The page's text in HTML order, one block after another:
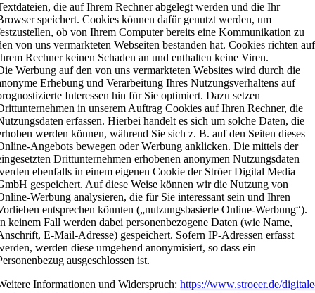
die auf Ihrem Rechner abgelegt werden und die Ihr
speichert. Cookies können dafür genutzt werden, um
ob von Ihrem Computer bereits eine Kommunikation zu
von uns vermarkteten Webseiten bestanden hat. Cookies richten auf
Rechner keinen Schaden an und enthalten keine Viren.
Werbung auf den von uns vermarkteten Websites wird durch die
Erhebung und Verarbeitung Ihres Nutzungsverhaltens auf
Interessen hin für Sie optimiert. Dazu setzen
in unserem Auftrag Cookies auf Ihren Rechner, die
erfassen. Hierbei handelt es sich um solche Daten, die
werden können, während Sie sich z. B. auf den Seiten dieses
Angebots bewegen oder Werbung anklicken. Die mittels der
Drittunternehmen erhobenen anonymen Nutzungsdaten
ebenfalls in einem eigenen Cookie der Ströer Digital Media
gespeichert. Auf diese Weise können wir die Nutzung von
Werbung analysieren, die für Sie interessant sein und Ihren
entsprechen könnten („nutzungsbasierte Online-Werbung“).
keinem Fall werden dabei personenbezogene Daten (wie Name,
E-Mail-Adresse) gespeichert. Sofern IP-Adressen erfasst
werden diese umgehend anonymisiert, so dass ein
ausgeschlossen ist.
Informationen und Widerspruch:https://www.stroeer.de/